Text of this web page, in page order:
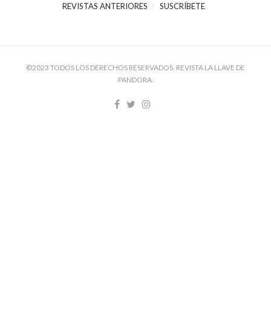
REVISTAS ANTERIORES
SUSCRÍBETE
©2023 TODOS LOS DERECHOS RESERVADOS. REVISTA LA LLAVE DE
PANDORA.